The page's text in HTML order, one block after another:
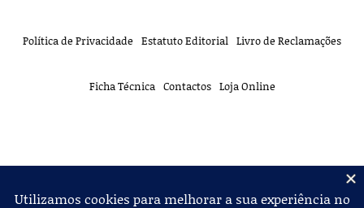
Política de Privacidade Estatuto Editorial Livro de Reclamações
Ficha Técnica Contactos Loja Online